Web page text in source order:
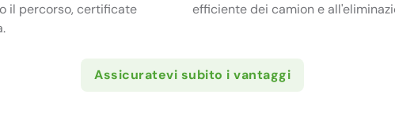
il percorso, certificate
efficiente dei camion e
Assicuratevi subito i vantaggi